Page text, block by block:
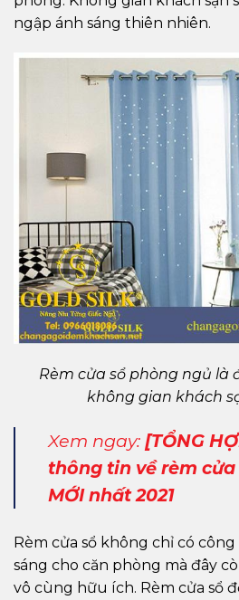
ngập ánh sáng thiên nhiên.
Rèm cửa sổ phòng ngủ là
không gian khách
Xem ngay: [TỔNG
thông tin về rèm
MỚI nhất 2021
Rèm cửa sổ không chỉ có
sáng cho căn phòng mà đây
vô cùng hữu ích. Rèm cửa sổ